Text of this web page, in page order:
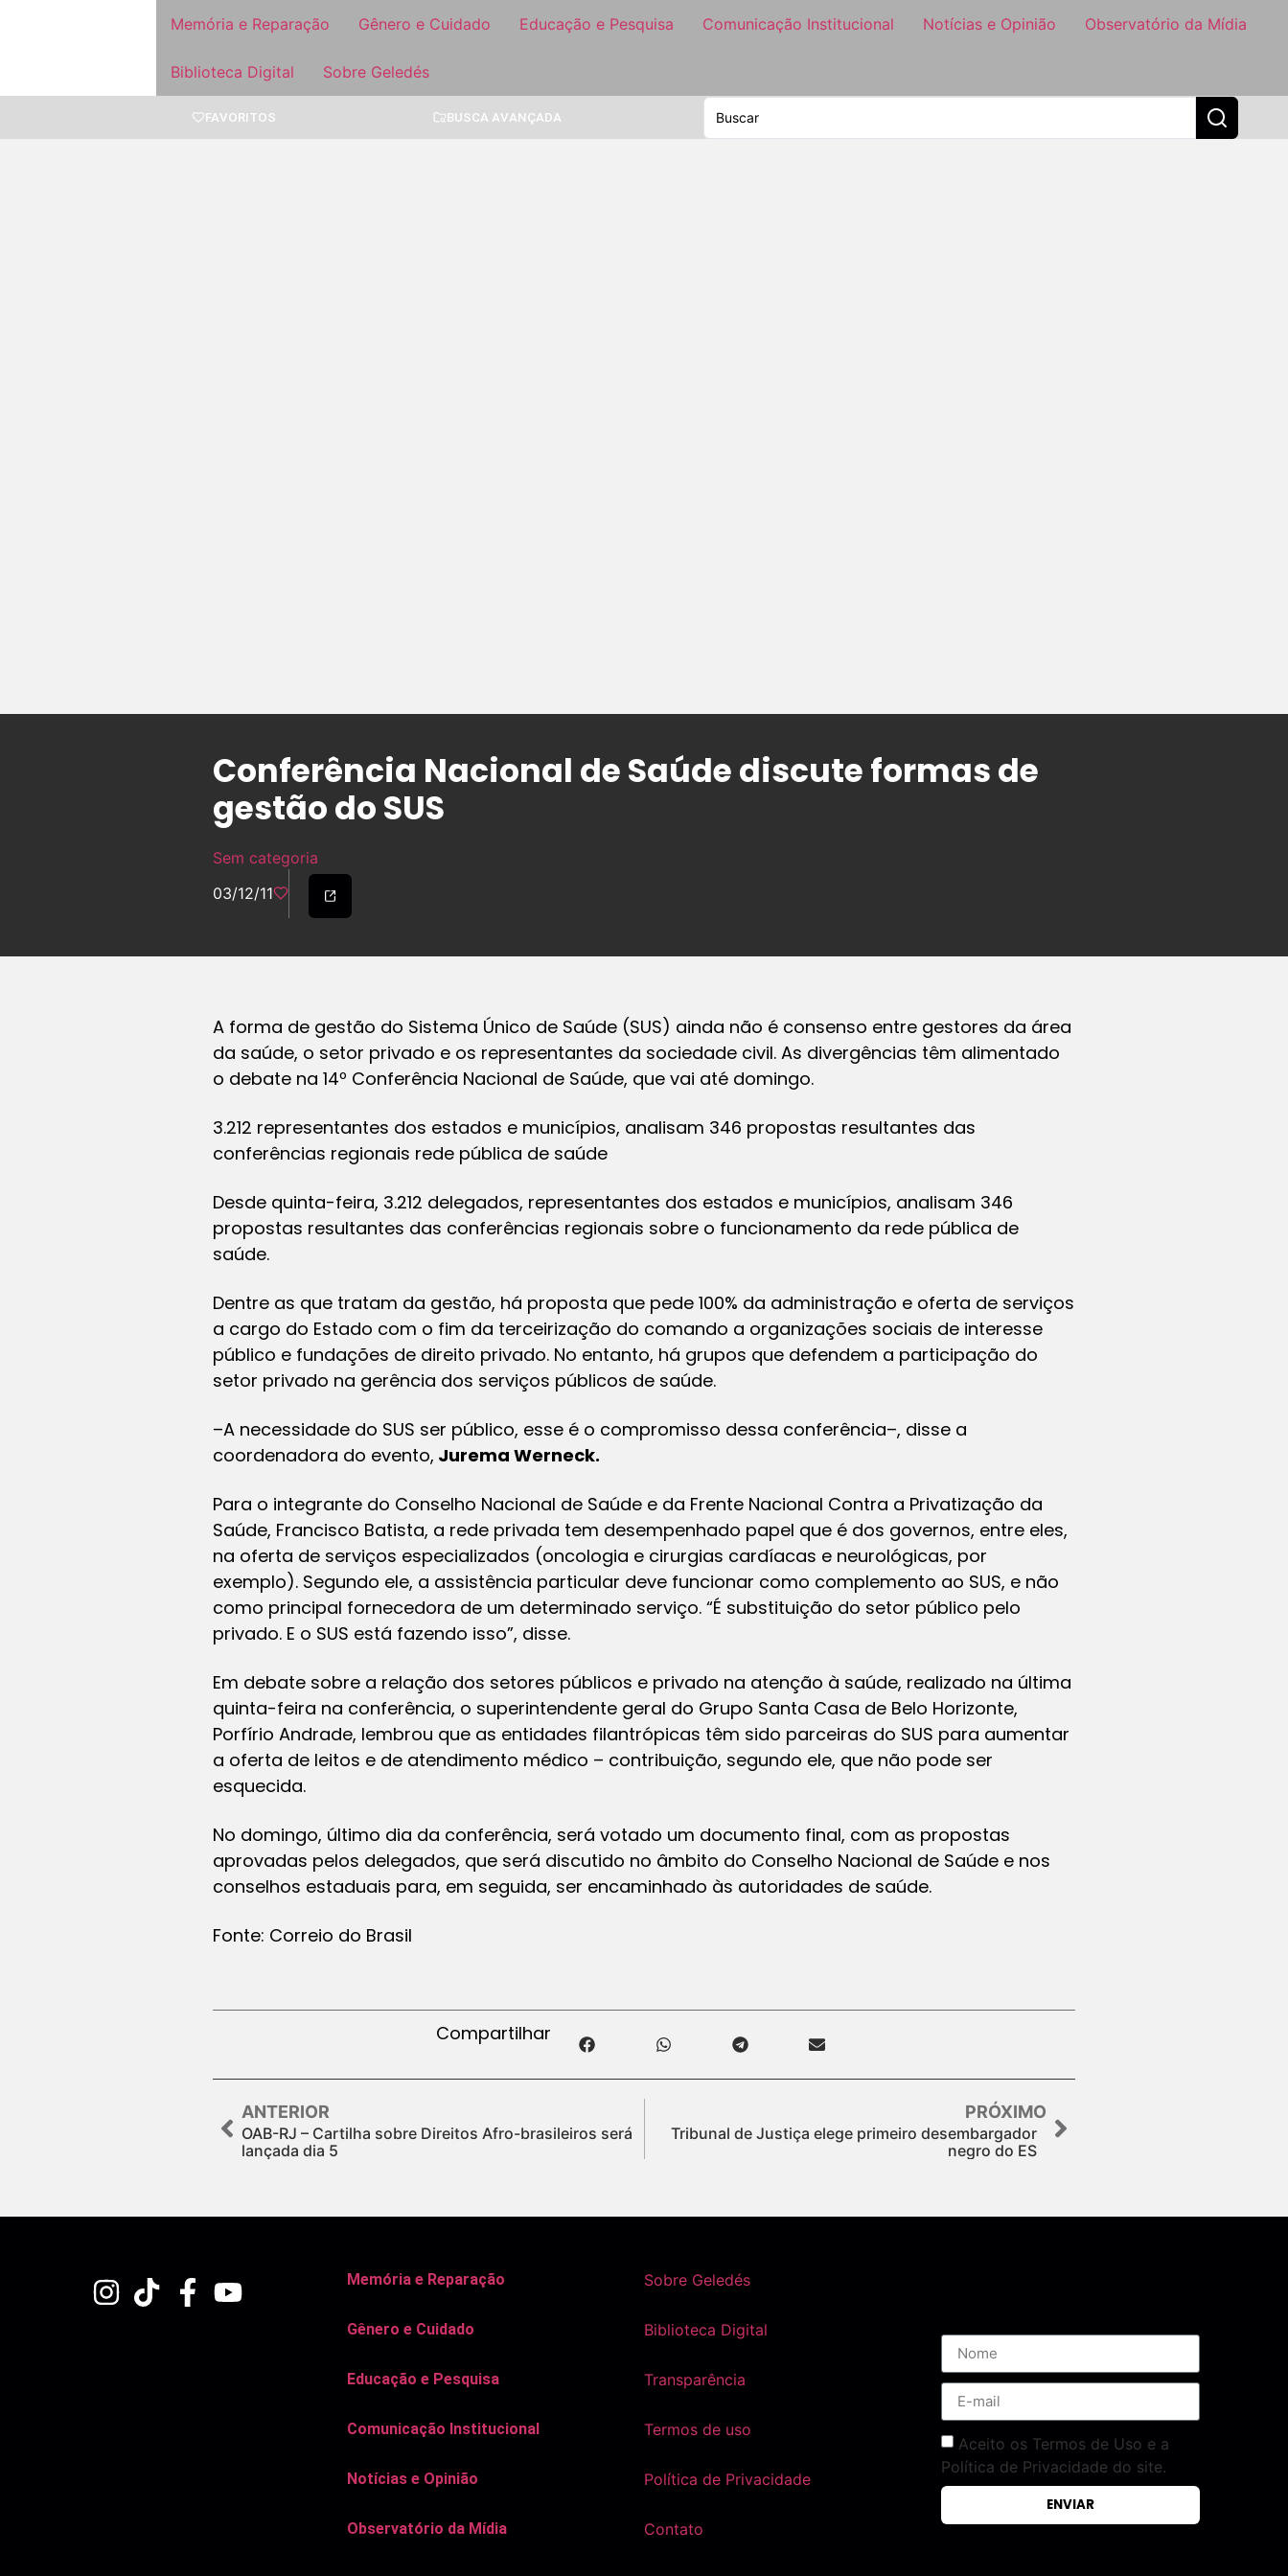
Memória e Reparação Gênero e Cuidado Educação e Pesquisa Comunicação Institucional Notícias e Opinião Observatório da Mídia
Biblioteca Digital Sobre Geledés
FAVORITOS BUSCA AVANÇADA
Conferência Nacional de Saúde discute formas de
gestão do SUS
Sem categoria
03/12/11
A forma de gestão do Sistema Único de Saúde (SUS) ainda não é consenso entre gestores da área
da saúde, o setor privado e os representantes da sociedade civil. As divergências têm alimentado
o debate na 14º Conferência Nacional de Saúde, que vai até domingo.
3.212 representantes dos estados e municípios, analisam 346 propostas resultantes das
conferências regionais rede pública de saúde
Desde quinta-feira, 3.212 delegados, representantes dos estados e municípios, analisam 346
propostas resultantes das conferências regionais sobre o funcionamento da rede pública de
saúde.
Dentre as que tratam da gestão, há proposta que pede 100% da administração e oferta de serviços
a cargo do Estado com o fim da terceirização do comando a organizações sociais de interesse
público e fundações de direito privado. No entanto, há grupos que defendem a participação do
setor privado na gerência dos serviços públicos de saúde.
–A necessidade do SUS ser público, esse é o compromisso dessa conferência–, disse a
coordenadora do evento, Jurema Werneck.
Para o integrante do Conselho Nacional de Saúde e da Frente Nacional Contra a Privatização da
Saúde, Francisco Batista, a rede privada tem desempenhado papel que é dos governos, entre eles,
na oferta de serviços especializados (oncologia e cirurgias cardíacas e neurológicas, por
exemplo). Segundo ele, a assistência particular deve funcionar como complemento ao SUS, e não
como principal fornecedora de um determinado serviço. “É substituição do setor público pelo
privado. E o SUS está fazendo isso”, disse.
Em debate sobre a relação dos setores públicos e privado na atenção à saúde, realizado na última
quinta-feira na conferência, o superintendente geral do Grupo Santa Casa de Belo Horizonte,
Porfírio Andrade, lembrou que as entidades filantrópicas têm sido parceiras do SUS para aumentar
a oferta de leitos e de atendimento médico – contribuição, segundo ele, que não pode ser
esquecida.
No domingo, último dia da conferência, será votado um documento final, com as propostas
aprovadas pelos delegados, que será discutido no âmbito do Conselho Nacional de Saúde e nos
conselhos estaduais para, em seguida, ser encaminhado às autoridades de saúde.
Fonte: Correio do Brasil
Compartilhar
ANTERIOR
OAB-RJ – Cartilha sobre Direitos Afro-brasileiros será
lançada dia 5
PRÓXIMO
Tribunal de Justiça elege primeiro desembargador
negro do ES
Memória e Reparação
Gênero e Cuidado
Educação e Pesquisa
Comunicação Institucional
Notícias e Opinião
Observatório da Mídia
Sobre Geledés
Biblioteca Digital
Transparência
Termos de uso
Política de Privacidade
Contato
Aceito os Termos de Uso e a
Política de Privacidade do site.
ENVIAR